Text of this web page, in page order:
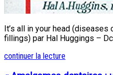
It’s all in your head
fillings) par Hal Huggings –
continuer la lecture